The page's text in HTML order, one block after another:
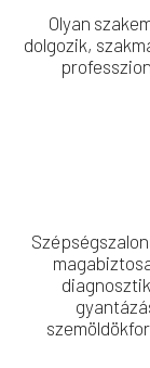
Olyan
dolgozik,